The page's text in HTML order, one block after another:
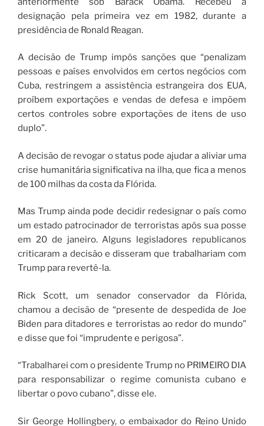
designação pela primeira vez em 1982, durante a
presidência de Ronald Reagan.
A decisão de Trump impôs sanções que “penalizam
pessoas e países envolvidos em certos negócios com
Cuba, restringem a assistência estrangeira dos EUA,
proíbem exportações e vendas de defesa e impõem
certos controles sobre exportações de itens de uso
duplo”.
A decisão de revogar o status pode ajudar a aliviar uma
crise humanitária significativa na ilha, que fica a menos
de 100 milhas da costa da Flórida.
Mas Trump ainda pode decidir redesignar o país como
um estado patrocinador de terroristas após sua posse
em 20 de janeiro. Alguns legisladores republicanos
criticaram a decisão e disseram que trabalhariam com
Trump para revertê-la.
Rick Scott, um senador conservador da Flórida,
chamou a decisão de “presente de despedida de Joe
Biden para ditadores e terroristas ao redor do mundo”
e disse que foi “imprudente e perigosa”.
“Trabalharei com o presidente Trump no PRIMEIRO DIA
para responsabilizar o regime comunista cubano e
libertar o povo cubano”, disse ele.
Sir George Hollingbery, o embaixador do Reino Unido